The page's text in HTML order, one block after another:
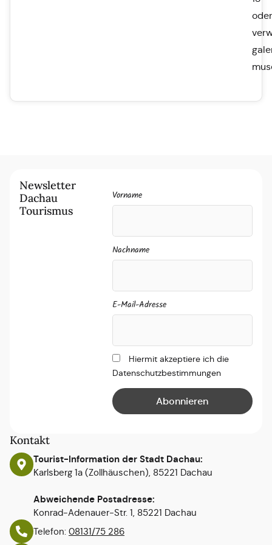
oder
Kontakt
Tourist-Information der Stadt Dachau:
Karlsberg 1a (Zollhäuschen), 85221 Dachau
Abweichende Postadresse:
Konrad-Adenauer-Str. 1, 85221 Dachau
Telefon: 08131/75 286
Newsletter
Dachau
Tourismus
Vorname
Nachname
E-Mail-Adresse
Hiermit akzeptiere ich die
Datenschutzbestimmungen